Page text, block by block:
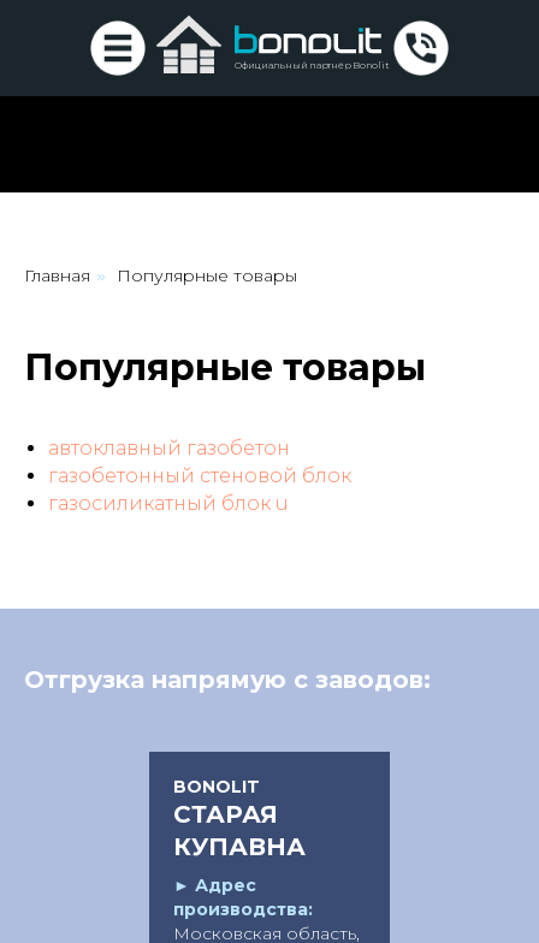
Официальный партнёр Bonolit
Главная » Популярные товары
Популярные товары
автоклавный газобетон
газобетонный стеновой блок
газосиликатный блок u
Отгрузка напрямую с заводов:
BONOLIT
СТАРАЯ
КУПАВНА
► Адрес
производства:
Московская область,